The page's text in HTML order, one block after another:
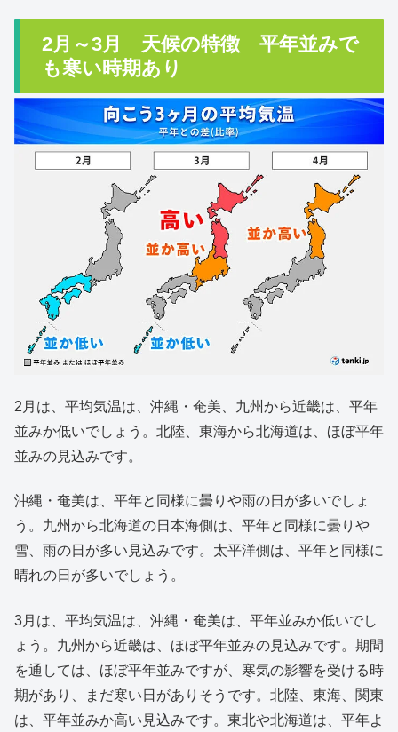
2月～3月 天候の特徴 平年並みで
も寒い時期あり
2月は、平均気温は、沖縄・奄美、九州から近畿は、平年
並みか低いでしょう。北陸、東海から北海道は、ほぼ平年
並みの見込みです。
沖縄・奄美は、平年と同様に曇りや雨の日が多いでしょ
う。九州から北海道の日本海側は、平年と同様に曇りや
雪、雨の日が多い見込みです。太平洋側は、平年と同様に
晴れの日が多いでしょう。
3月は、平均気温は、沖縄・奄美は、平年並みか低いでし
ょう。九州から近畿は、ほぼ平年並みの見込みです。期間
を通しては、ほぼ平年並みですが、寒気の影響を受ける時
期があり、まだ寒い日がありそうです。北陸、東海、関東
は、平年並みか高い見込みです。東北や北海道は、平年よ